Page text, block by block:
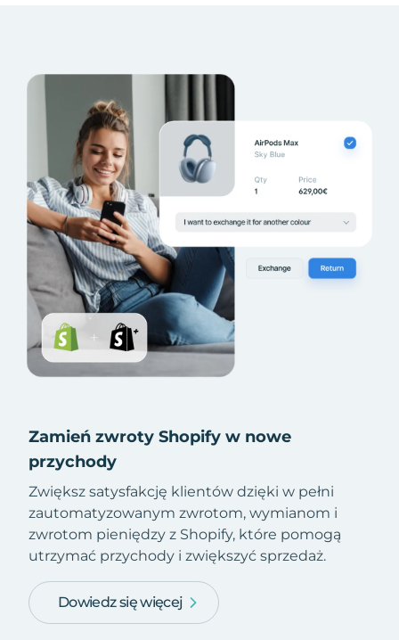
Zamień zwroty Shopify w nowe
przychody
Zwiększ satysfakcję klientów dzięki w pełni
zautomatyzowanym zwrotom, wymianom i
zwrotom pieniędzy z Shopify, które pomogą
utrzymać przychody i zwiększyć sprzedaż.
Dowiedz się więcej